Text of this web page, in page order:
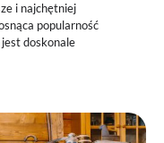
i najchętniej
popularność
doskonale